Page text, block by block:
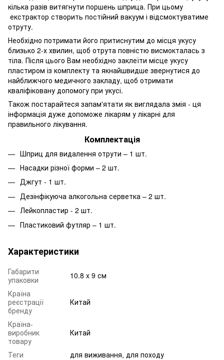
кілька разів витягнути поршень шприца. При цьому
екстрактор створить постійний вакуум і відсмоктуватиме
отруту.
Необхідно потримати його притиснутим до місця укусу
близько 2-х хвилин, щоб отрута повністю висмокталась з
тіла. Після цього Вам необхідно заклеїти місце укусу
пластиром із комплекту та якнайшвидше звернутися до
найближчого медичного закладу, щоб отримати
кваліфіковану допомогу при укусі.
Також постарайтеся запам'ятати як виглядала змія - ця
інформація дуже допоможе лікарям у лікарні для
правильного лікування.
Комплектація
Шприц для видалення отрути – 1 шт.
Насадки різної форми – 2 шт.
Джгут - 1 шт.
Дезінфікуюча алкогольна серветка – 2 шт.
Лейкопластир - 2 шт.
Пластиковий футляр – 1 шт.
Характеристики
Габарити
упаковки
10.8 x 9 см
Країна
реєстрації
бренду
Китай
Країна-
виробник
товару
Китай
Теги
для виживання, для походу